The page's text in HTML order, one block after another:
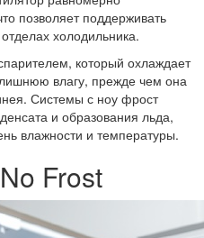
позволяет поддерживать
холодильника.
который охлаждает
влагу, прежде чем она
Системы с ноу фрост
и образования льда,
влажности и температуры.
Frost